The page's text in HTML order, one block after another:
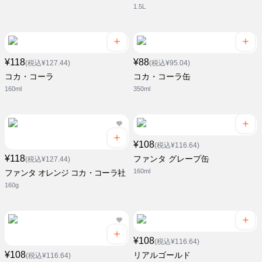
1.5L
¥118(税込¥127.44)
コカ・コーラ
160ml
¥88(税込¥95.04)
コカ・コーラ缶
350ml
¥118(税込¥127.44)
ファンタ オレンジ コカ・コーラ社
160g
¥108(税込¥116.64)
ファンタ グレープ缶
160ml
¥108(税込¥116.64)
¥108(税込¥116.64)
リアルゴールド